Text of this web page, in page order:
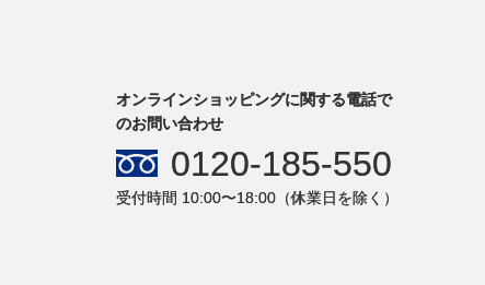
オンラインショッピングに関する電話で
のお問い合わせ
0120-185-550
受付時間 10:00〜18:00（休業日を除く）